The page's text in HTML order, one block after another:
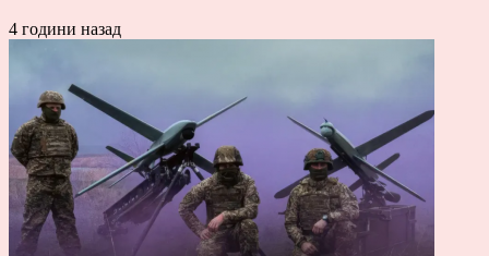
4 години назад